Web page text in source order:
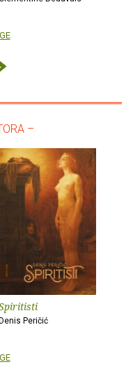
–
Denis Peričić